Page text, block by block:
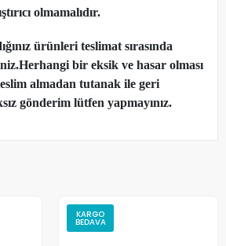
olmamalıdır.
ürünleri teslimat sırasında
bir eksik ve hasar olması
almadan tutanak ile geri
gönderim lütfen yapmayınız.
KARGO
BEDAVA